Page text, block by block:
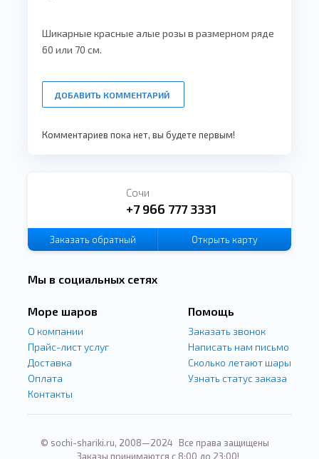
Шикарные красные алые розы в размерном ряде
60 или 70 см.
ДОБАВИТЬ КОММЕНТАРИЙ
Комментариев пока нет, вы будете первым!
Сочи
+7 966 777 3331
Заказать обратный
Открыть карту
Мы в социальных сетях
Море шаров
О компании
Прайс-лист услуг
Доставка
Оплата
Контакты
Помощь
Заказать звонок
Написать нам письмо
Сколько летают шары
Узнать статус заказа
© sochi-shariki.ru, 2008—2024 Все права защищены
Заказы принимаются с 8:00 до 23:00!